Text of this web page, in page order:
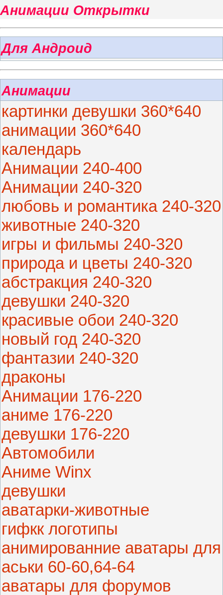
Анимации Открытки
Для Андроид
Анимации
картинки девушки 360*640
анимации 360*640
календарь
Анимации 240-400
Анимации 240-320
любовь и романтика 240-320
животные 240-320
игры и фильмы 240-320
природа и цветы 240-320
абстракция 240-320
девушки 240-320
красивые обои 240-320
новый год 240-320
фантазии 240-320
драконы
Анимации 176-220
аниме 176-220
девушки 176-220
Автомобили
Аниме Winx
девушки
аватарки-животные
гифкк логотипы
анимированние аватары для
аськи 60-60,64-64
аватары для форумов